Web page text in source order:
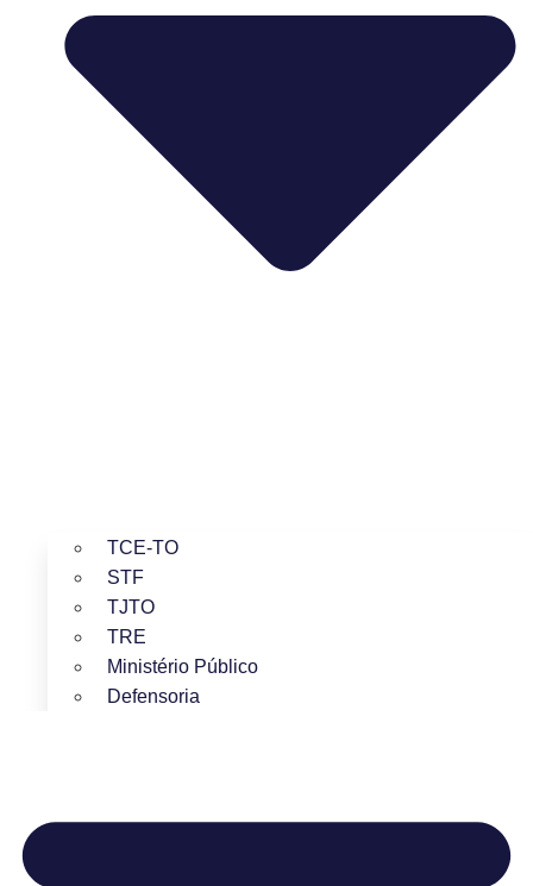
TCE-TO
STF
TJTO
TRE
Ministério Público
Defensoria